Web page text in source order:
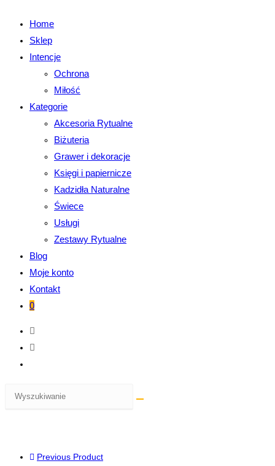
Home
Sklep
Intencje
Ochrona
Miłość
Kategorie
Akcesoria Rytualne
Biżuteria
Grawer i dekoracje
Księgi i papiernicze
Kadzidła Naturalne
Świece
Usługi
Zestawy Rytualne
Blog
Moje konto
Kontakt
0
Previous Product